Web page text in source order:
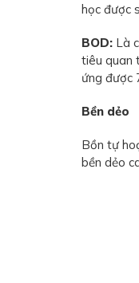
học được
BOD: Là
tiêu quan
ứng được
Bền dẻo
Bồn tự
bền dẻo